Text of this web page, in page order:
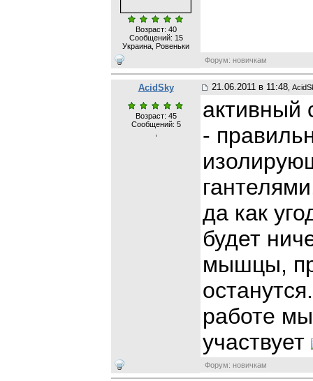
Возраст: 40
Сообщений: 15
Украина, Ровеньки
Форум: новичкам
AcidSky 21.06.2011 в 11:48 ,
Возраст: 45
Сообщений: 5
активный
-
да как
будет
мышцы,
работе
участвует
Форум: новичкам